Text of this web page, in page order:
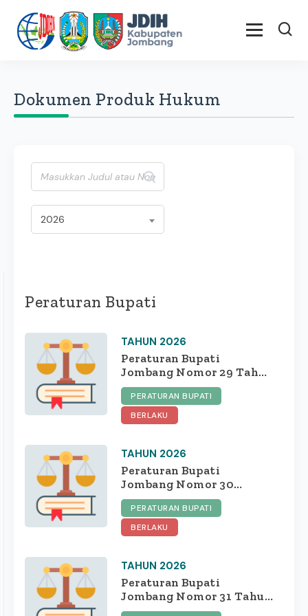
Dokumen Produk Hukum
2026
Peraturan Bupati
TAHUN 2026
Peraturan Bupati
Jombang Nomor 29 Tahun
2026 tentang Standar
Harga Satuan Barang Non
Konstruksi Perubahan
Anggaran Pendapatan
2026
PERATURAN BUPATI
BERLAKU
TAHUN 2026
Peraturan Bupati
Jombang Nomor 30
Tahun 2026 tentang
Perubahan Atas Peraturan
Bupati Jombang Nomor 71
Tahun 2025 Tentang
Lingkungan Pemerintah
Kabupaten Jombang
Tahun Anggaran 2026
PERATURAN BUPATI
BERLAKU
TAHUN 2026
Peraturan Bupati
Jombang Nomor 31 Tahun
2026 tentang Perubahan